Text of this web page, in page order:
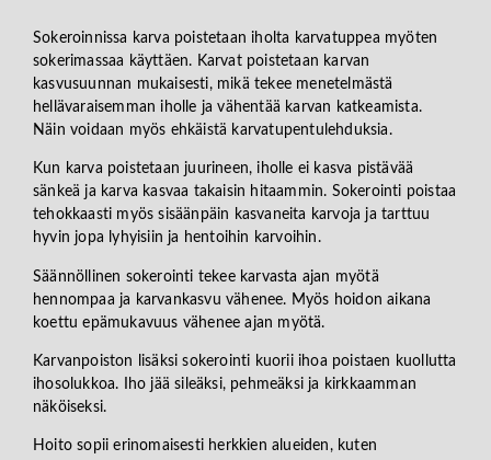
Sokeroinnissa karva poistetaan iholta karvatuppea myöten
sokerimassaa käyttäen. Karvat poistetaan karvan
kasvusuunnan mukaisesti, mikä tekee menetelmästä
hellävaraisemman iholle ja vähentää karvan katkeamista.
Näin voidaan myös ehkäistä karvatupentulehduksia.
Kun karva poistetaan juurineen, iholle ei kasva pistävää
sänkeä ja karva kasvaa takaisin hitaammin. Sokerointi poistaa
tehokkaasti myös sisäänpäin kasvaneita karvoja ja tarttuu
hyvin jopa lyhyisiin ja hentoihin karvoihin.
Säännöllinen sokerointi tekee karvasta ajan myötä
hennompaa ja karvankasvu vähenee. Myös hoidon aikana
koettu epämukavuus vähenee ajan myötä.
Karvanpoiston lisäksi sokerointi kuorii ihoa poistaen kuollutta
ihosolukkoa. Iho jää sileäksi, pehmeäksi ja kirkkaamman
näköiseksi.
Hoito sopii erinomaisesti herkkien alueiden, kuten